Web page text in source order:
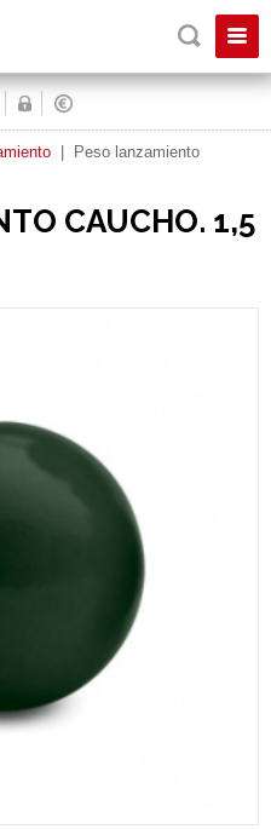
Peso lanzamiento
CAUCHO. 1,5